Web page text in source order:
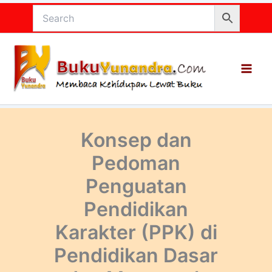
konten
Konsep dan
Pedoman
Penguatan
Pendidikan
Karakter (PPK) di
Pendidikan Dasar